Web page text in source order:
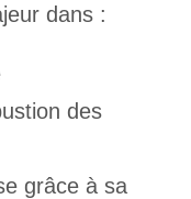
dans :
des
grâce à sa